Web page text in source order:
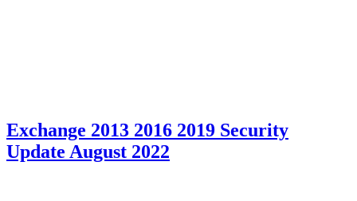
Exchange 2013 2016 2019 Security
Update August 2022